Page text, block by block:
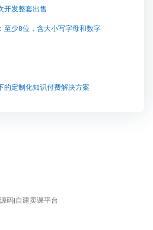
开发整套出售
至少8位，含大小写字母和数字
的定制化知识付费解决方案
码|自建卖课平台